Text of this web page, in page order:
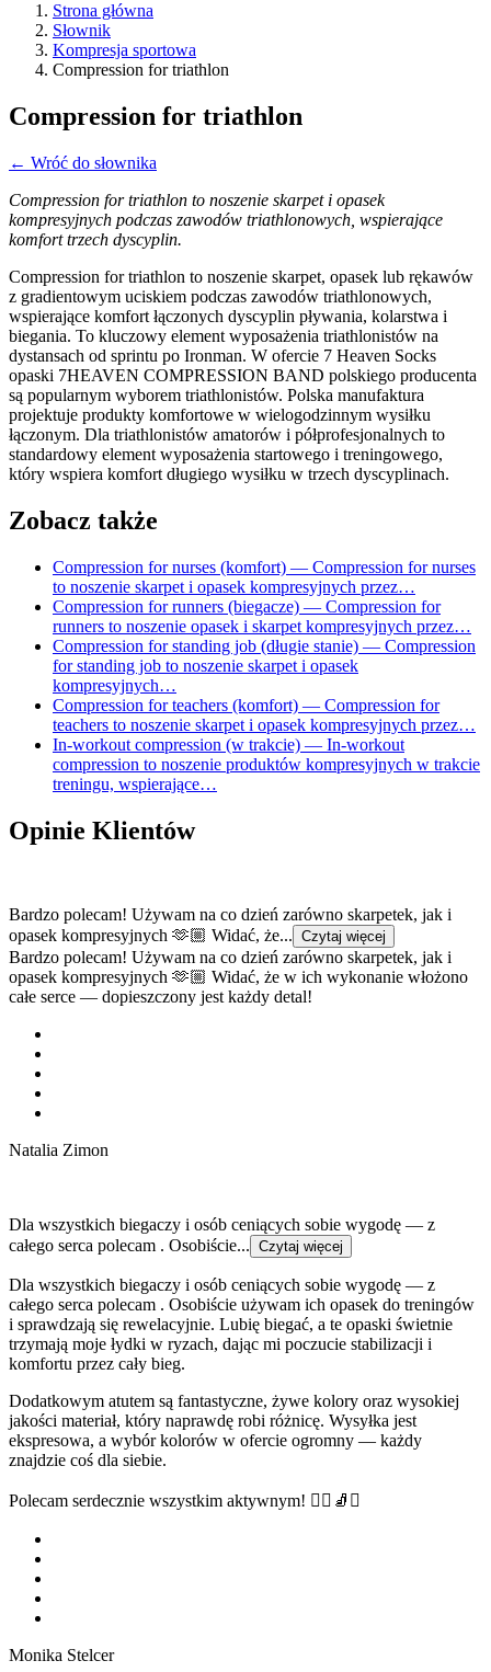
Strona główna
Słownik
Kompresja sportowa
Compression for triathlon
Compression for triathlon
← Wróć do słownika
Compression for triathlon to noszenie skarpet i opasek
kompresyjnych podczas zawodów triathlonowych, wspierające
komfort trzech dyscyplin.
Compression for triathlon to noszenie skarpet, opasek lub rękawów
z gradientowym uciskiem podczas zawodów triathlonowych,
wspierające komfort łączonych dyscyplin pływania, kolarstwa i
biegania. To kluczowy element wyposażenia triathlonistów na
dystansach od sprintu po Ironman. W ofercie 7 Heaven Socks
opaski 7HEAVEN COMPRESSION BAND polskiego producenta
są popularnym wyborem triathlonistów. Polska manufaktura
projektuje produkty komfortowe w wielogodzinnym wysiłku
łączonym. Dla triathlonistów amatorów i półprofesjonalnych to
standardowy element wyposażenia startowego i treningowego,
który wspiera komfort długiego wysiłku w trzech dyscyplinach.
Zobacz także
Compression for nurses (komfort) — Compression for nurses
to noszenie skarpet i opasek kompresyjnych przez…
Compression for runners (biegacze) — Compression for
runners to noszenie opasek i skarpet kompresyjnych przez…
Compression for standing job (długie stanie) — Compression
for standing job to noszenie skarpet i opasek
kompresyjnych…
Compression for teachers (komfort) — Compression for
teachers to noszenie skarpet i opasek kompresyjnych przez…
In-workout compression (w trakcie) — In-workout
compression to noszenie produktów kompresyjnych w trakcie
treningu, wspierające…
Opinie Klientów
Bardzo polecam! Używam na co dzień zarówno skarpetek, jak i
opasek kompresyjnych 🫶🏼 Widać, że... Czytaj więcej
Bardzo polecam! Używam na co dzień zarówno skarpetek, jak i
opasek kompresyjnych 🫶🏼 Widać, że w ich wykonanie włożono
całe serce — dopieszczony jest każdy detal!
Natalia Zimon
Dla wszystkich biegaczy i osób ceniących sobie wygodę — z
całego serca polecam . Osobiście... Czytaj więcej
Dla wszystkich biegaczy i osób ceniących sobie wygodę — z
całego serca polecam . Osobiście używam ich opasek do treningów
i sprawdzają się rewelacyjnie. Lubię biegać, a te opaski świetnie
trzymają moje łydki w ryzach, dając mi poczucie stabilizacji i
komfortu przez cały bieg.
Dodatkowym atutem są fantastyczne, żywe kolory oraz wysokiej
jakości materiał, który naprawdę robi różnicę. Wysyłka jest
ekspresowa, a wybór kolorów w ofercie ogromny — każdy
znajdzie coś dla siebie.
Polecam serdecznie wszystkim aktywnym! 🏃‍♂️🧦✨
Monika Stelcer